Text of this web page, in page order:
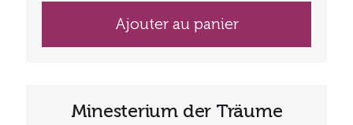
Ajouter au panier
Minesterium der Träume